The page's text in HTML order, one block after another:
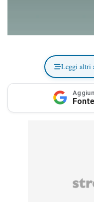
Leggi altri